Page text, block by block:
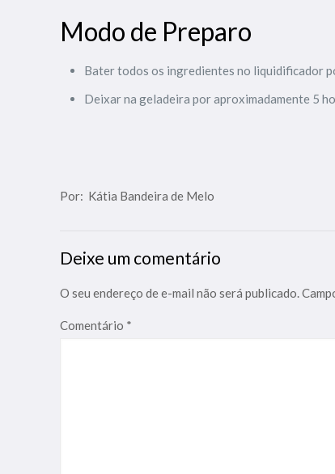
Modo de Preparo
Bater todos os ingredientes no liquidificador
Deixar na geladeira por aproximadamente 5
Por: Kátia Bandeira de Melo
Deixe um comentário
O seu endereço de e-mail não será publicado.
Comentário *